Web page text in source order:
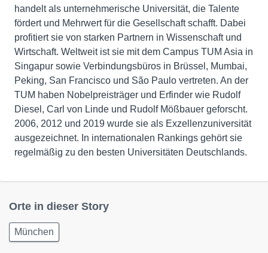
handelt als unternehmerische Universität, die Talente
fördert und Mehrwert für die Gesellschaft schafft. Dabei
profitiert sie von starken Partnern in Wissenschaft und
Wirtschaft. Weltweit ist sie mit dem Campus TUM Asia in
Singapur sowie Verbindungsbüros in Brüssel, Mumbai,
Peking, San Francisco und São Paulo vertreten. An der
TUM haben Nobelpreisträger und Erfinder wie Rudolf
Diesel, Carl von Linde und Rudolf Mößbauer geforscht.
2006, 2012 und 2019 wurde sie als Exzellenzuniversität
ausgezeichnet. In internationalen Rankings gehört sie
regelmäßig zu den besten Universitäten Deutschlands.
Orte in dieser Story
München